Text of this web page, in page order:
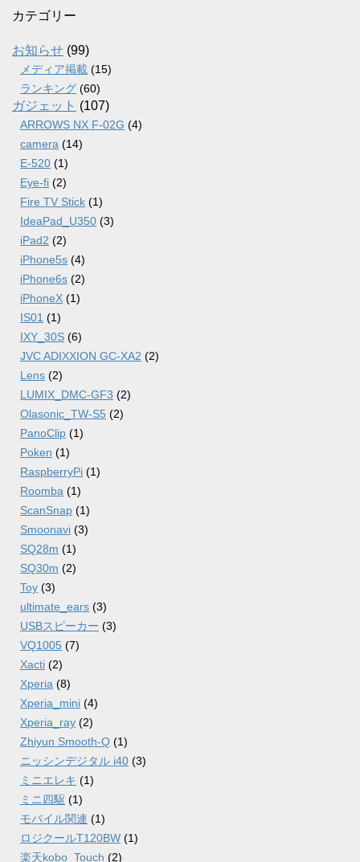
カ
ブ
カテゴリー
お知らせ (99)
メディア掲載 (15)
ランキング (60)
ガジェット (107)
ARROWS NX F-02G (4)
camera (14)
E-520 (1)
Eye-fi (2)
Fire TV Stick (1)
IdeaPad_U350 (3)
iPad2 (2)
iPhone5s (4)
iPhone6s (2)
iPhoneX (1)
IS01 (1)
IXY_30S (6)
JVC ADIXXION GC-XA2 (2)
Lens (2)
LUMIX_DMC-GF3 (2)
Olasonic_TW-S5 (2)
PanoClip (1)
Poken (1)
RaspberryPi (1)
Roomba (1)
ScanSnap (1)
Smoonavi (3)
SQ28m (1)
SQ30m (2)
Toy (3)
ultimate_ears (3)
USBスピーカー (3)
VQ1005 (7)
Xacti (2)
Xperia (8)
Xperia_mini (4)
Xperia_ray (2)
Zhiyun Smooth-Q (1)
ニッシンデジタル i40 (3)
ミニエレキ (1)
ミニ四駆 (1)
モバイル関連 (1)
ロジクールT120BW (1)
楽天kobo_Touch (2)